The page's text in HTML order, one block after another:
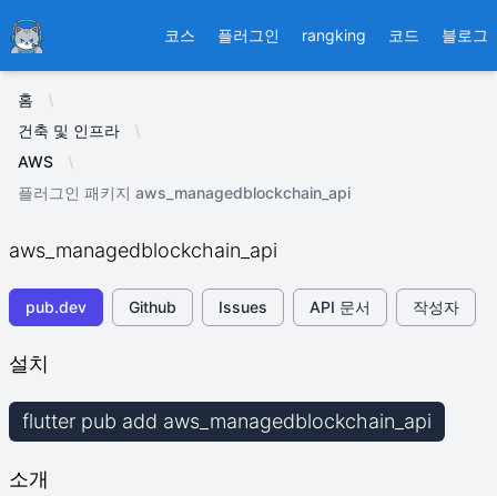
Ducafecat 코스 플러그인 rangking 코드 블로그
홈
건축 및 인프라
AWS
플러그인 패키지 aws_managedblockchain_api
aws_managedblockchain_api
pub.dev Github Issues API 문서 작성자
설치
flutter pub add aws_managedblockchain_api
소개